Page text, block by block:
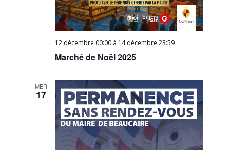
12 décembre 00:00 à 14 décembre 23:59
Marché de Noël 2025
MER
17